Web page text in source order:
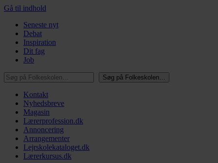
Gå til indhold
Seneste nyt
Debat
Inspiration
Dit fag
Job
Søg på Folkeskolen…
Søg på Folkeskolen…
Kontakt
Nyhedsbreve
Magasin
Lærerprofession.dk
Annoncering
Arrangementer
Lejrskolekataloget.dk
Lærerkursus.dk